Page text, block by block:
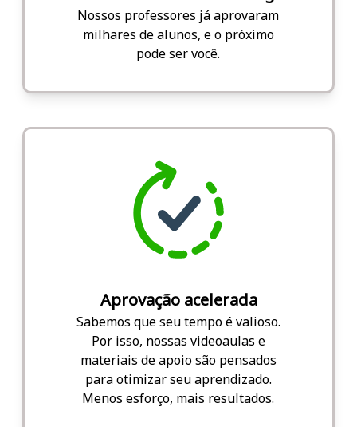
Nossos professores já aprovaram
milhares de alunos, e o próximo
pode ser você.
Aprovação acelerada
Sabemos que seu tempo é valioso.
Por isso, nossas videoaulas e
materiais de apoio são pensados
para otimizar seu aprendizado.
Menos esforço, mais resultados.